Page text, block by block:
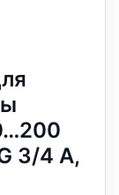
3/4 А,